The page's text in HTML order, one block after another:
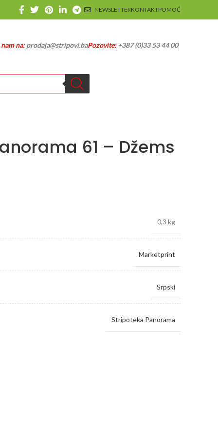
NEWSLETTERKONTAKTPOMOĆ
na:prodaja@stripovi.baPozovite:+387 (0)33 53 44 00
61 – Džems
0,3 kg
Marketprint
Srpski
Stripoteka Panorama